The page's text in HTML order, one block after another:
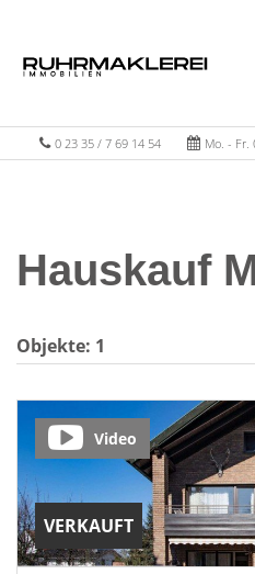
0 23 35 / 7 69 14 54 Mo. - Fr.
Hauskauf
Objekte: 1
VERKAUFT
Video